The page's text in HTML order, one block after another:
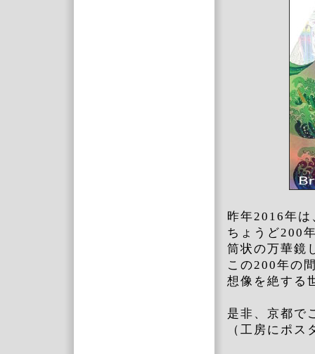
昨年2016年
ちょうど200
筒状の万華鏡
この200年の
想像を絶する
是非、京都で
（工房にポ